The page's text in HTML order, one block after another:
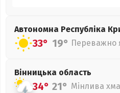
Автономна Республіка
33° 19° Переважно
Вінницька область
34° 21° Мінлива